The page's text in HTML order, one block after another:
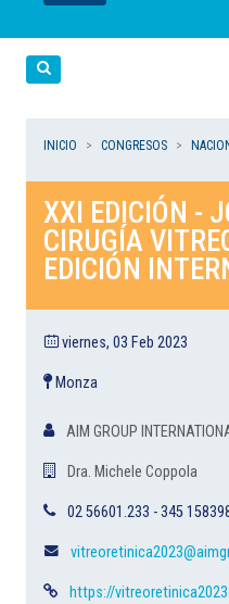
LEER
LEER
LEER
LEER
LEER
INICIO CONGRESOS
XXI EDICIÓN -
CIRUGÍA
EDICIÓN
viernes, 03 Feb 2023
Monza
AIM GROUP
Dra. Michele Coppola
02 56601.233 - 345
https://